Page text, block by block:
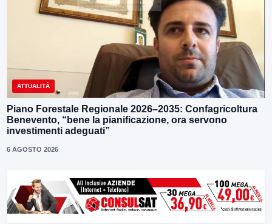
ATTUALITÀ
Piano Forestale Regionale 2026–2035: Confagricoltura
Benevento, “bene la pianificazione, ora servono
investimenti adeguati”
6 AGOSTO 2026